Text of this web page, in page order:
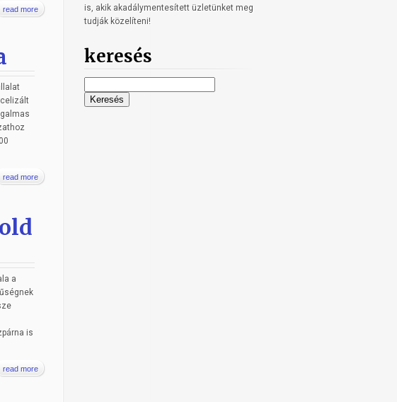
read more
read more
a
is
read more
is, akik akadálymentesített üzletünket meg
tudják közelíteni!
keresés